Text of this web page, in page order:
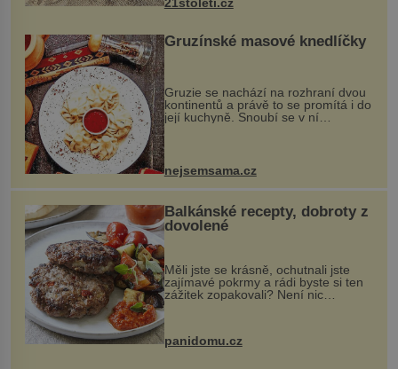
Gruzínské masové knedlíčky
Gruzie se nachází na rozhraní dvou
kontinentů a právě to se promítá i do
její kuchyně. Snoubí se v ní
evropské a asijské chutě a díky tomu
pokrmy, které rozhodně st...
nejsemsama.cz
Balkánské recepty, dobroty z
dovolené
Měli jste se krásně, ochutnali jste
zajímavé pokrmy a rádi byste si ten
zážitek zopakovali? Není nic
snazšího. Pljeskavica (10 porcí)
Možná jste ji ochutnali na dovolené v
panidomu.cz